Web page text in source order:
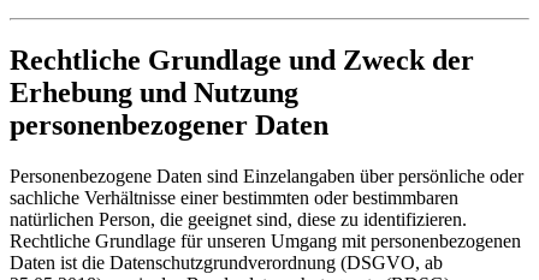
Rechtliche Grundlage und Zweck der
Erhebung und Nutzung
personenbezogener Daten
Personenbezogene Daten sind Einzelangaben über persönliche oder
sachliche Verhältnisse einer bestimmten oder bestimmbaren
natürlichen Person, die geeignet sind, diese zu identifizieren.
Rechtliche Grundlage für unseren Umgang mit personenbezogenen
Daten ist die Datenschutzgrundverordnung (DSGVO, ab